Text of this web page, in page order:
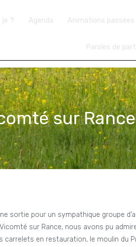
je ? Agenda Animations passées
Paroles de
sur Rance
sortie pour un sympathique groupe
sur Rance, nous avons pu
carrelets en restauration, le moulin du